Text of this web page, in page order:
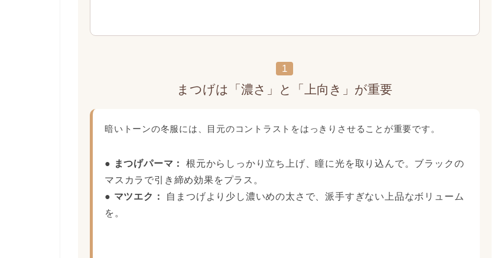
1
まつげは「濃さ」と「上向き」が重要
暗いトーンの冬服には、目元のコントラストをはっきりさせることが重要です。
● まつげパーマ：
根元からしっかり立ち上げ、瞳に光を取り込んで。ブラックの
マスカラで引き締め効果をプラス。
● マツエク：
自まつげより少し濃いめの太さで、派手すぎない上品なボリューム
を。